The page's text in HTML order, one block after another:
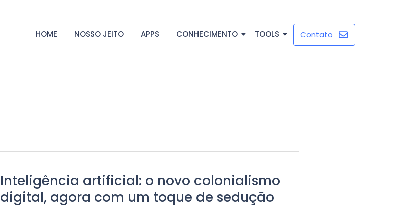
HOME NOSSO JEITO APPS CONHECIMENTO TOOLS Contato
Inteligência artificial: o novo colonialismo
digital, agora com um toque de sedução